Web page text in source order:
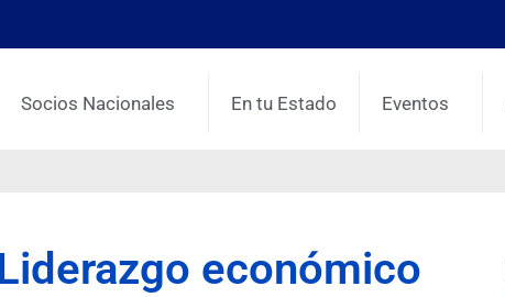
Socios Nacionales En tu Estado Eventos
económico